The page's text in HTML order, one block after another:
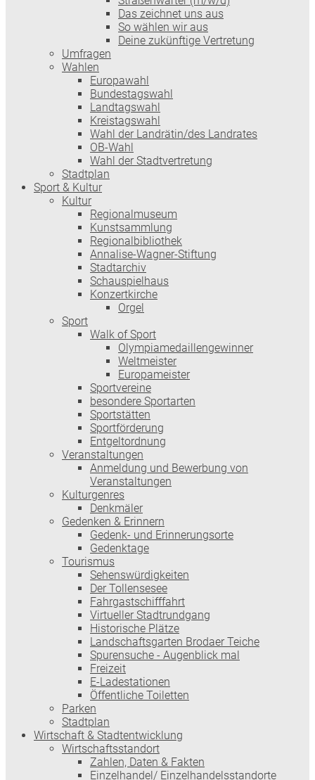
Das zeichnet uns aus
So wählen wir aus
Deine zukünftige Vertretung
Umfragen
Wahlen
Europawahl
Bundestagswahl
Landtagswahl
Kreistagswahl
Wahl der Landrätin/des Landrates
OB-Wahl
Wahl der Stadtvertretung
Stadtplan
Sport & Kultur
Kultur
Regionalmuseum
Kunstsammlung
Regionalbibliothek
Annalise-Wagner-Stiftung
Stadtarchiv
Schauspielhaus
Konzertkirche
Orgel
Sport
Walk of Sport
Olympiamedaillengewinner
Weltmeister
Europameister
Sportvereine
besondere Sportarten
Sportstätten
Sportförderung
Entgeltordnung
Veranstaltungen
Anmeldung und Bewerbung von
Veranstaltungen
Kulturgenres
Denkmäler
Gedenken & Erinnern
Gedenk- und Erinnerungsorte
Gedenktage
Tourismus
Sehenswürdigkeiten
Der Tollensesee
Fahrgastschifffahrt
Virtueller Stadtrundgang
Historische Plätze
Landschaftsgarten Brodaer Teiche
Spurensuche - Augenblick mal
Freizeit
E-Ladestationen
Öffentliche Toiletten
Parken
Stadtplan
Wirtschaft & Stadtentwicklung
Wirtschaftsstandort
Zahlen, Daten & Fakten
Einzelhandel/ Einzelhandelsstandorte